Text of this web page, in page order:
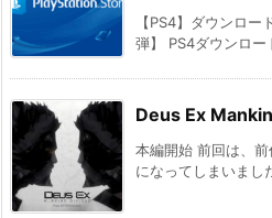
【PS4】ダウンロ
弾】 PS4ダウンロー
Deus Ex
本編開始 前回は、
になってしまいまし